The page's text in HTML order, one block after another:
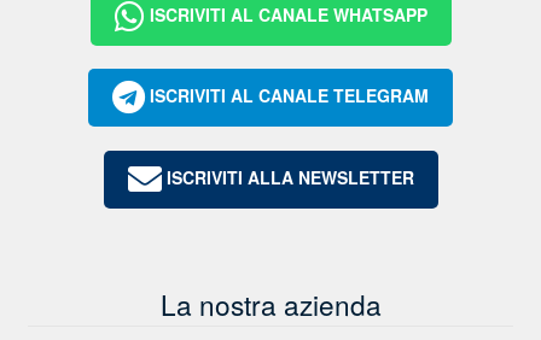
ISCRIVITI AL CANALE WHATSAPP
ISCRIVITI AL CANALE TELEGRAM
ISCRIVITI ALLA NEWSLETTER
La nostra azienda